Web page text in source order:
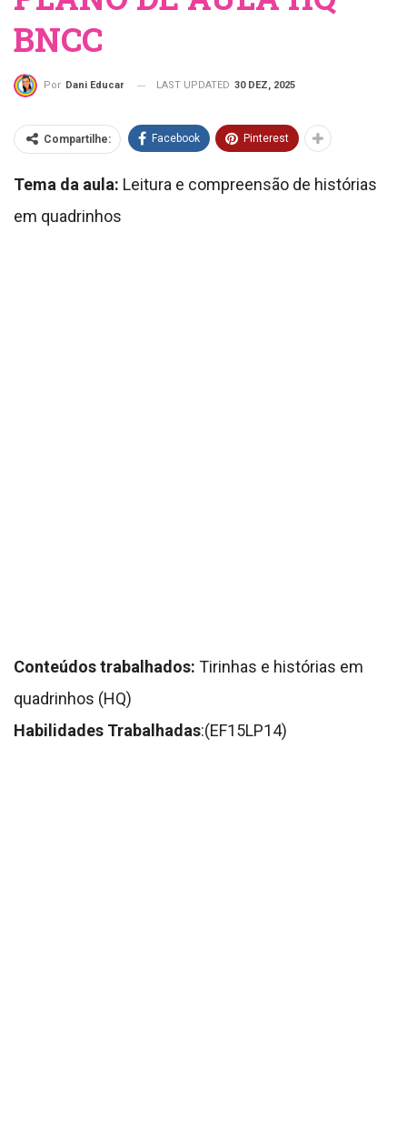
BNCC
Por Dani Educar LAST UPDATED 30 DEZ, 2025
Compartilhe: Facebook Pinterest
Tema da aula: Leitura e compreensão de histórias
em quadrinhos
Conteúdos trabalhados: Tirinhas e histórias em
quadrinhos (HQ)
Habilidades Trabalhadas:(EF15LP14)